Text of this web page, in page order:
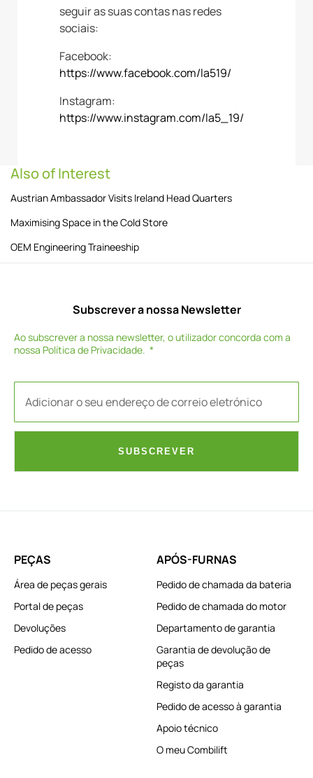
seguir as suas contas nas redes
sociais:
Facebook:
https://www.facebook.com/la519/
Instagram:
https://www.instagram.com/la5_19/
Also of Interest
Austrian Ambassador Visits Ireland Head Quarters
Maximising Space in the Cold Store
OEM Engineering Traineeship
Subscrever a nossa Newsletter
Ao subscrever a nossa newsletter, o utilizador concorda com a
nossa Política de Privacidade.
SUBSCREVER
PEÇAS
Área de peças gerais
Portal de peças
Devoluções
Pedido de acesso
APÓS-FURNAS
Pedido de chamada da bateria
Pedido de chamada do motor
Departamento de garantia
Garantia de devolução de
peças
Registo da garantia
Pedido de acesso à garantia
Apoio técnico
O meu Combilift